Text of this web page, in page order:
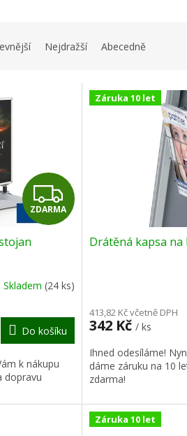
Nejdražší Abecedně
Z
D
R
M
A
ZDARMA
Skladem (24 ks)
Do košíku
k nákupu
dopravu
Záruka 10 let
Drátěná kapsa na
413,82 Kč včetně DPH
342 Kč / ks
Ihned odesíláme!
dáme záruku na 10
zdarma!
Záruka 10 let